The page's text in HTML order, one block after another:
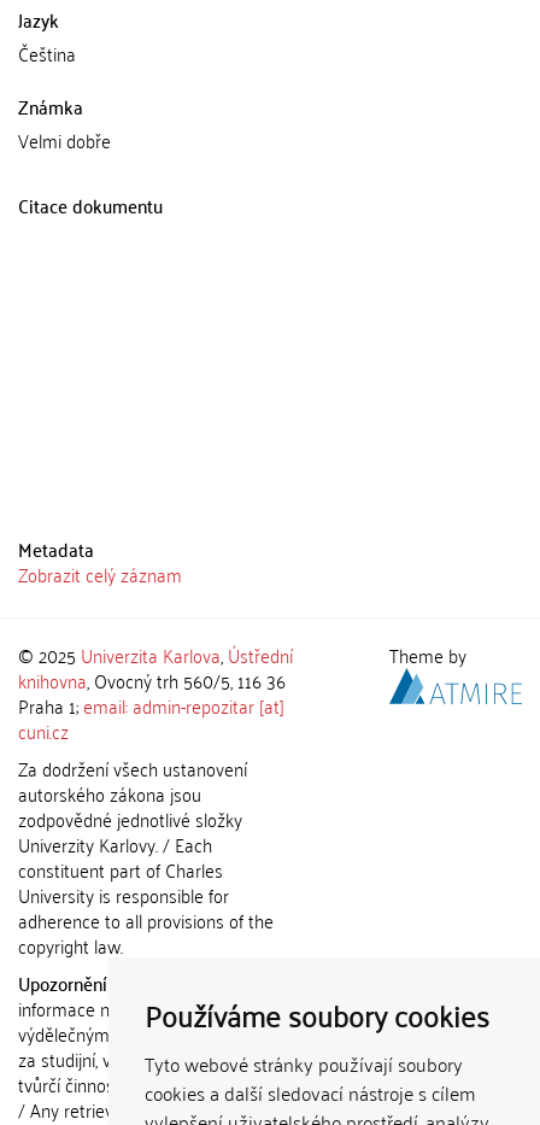
Používáme soubory cookies
Tyto webové stránky používají soubory
cookies a další sledovací nástroje s cílem
Jazyk
Čeština
Známka
Velmi dobře
Citace dokumentu
Metadata
Zobrazit celý záznam
© 2025 Univerzita Karlova,Ústřední
knihovna, Ovocný trh 560/5, 116 36
Praha 1;email: admin-repozitar [at]
cuni.cz
Za dodržení všech ustanovení
autorského zákona jsou
zodpovědné jednotlivé složky
Univerzity Karlovy. / Each
constituent part of Charles
University is responsible for
adherence to all provisions of the
copyright law.
Upozornění / Notice:
informace nemohou být použity k
výdělečným účelům nebo vydávány
za studijní, vědeckou nebo jinou
tvůrčí činnost jiné osoby než autora.
/ Any retrieved information shall not
Theme by